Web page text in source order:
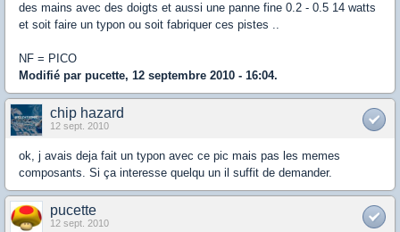
des mains avec des doigts et aussi une panne fine 0.2 - 0.5 14 watts
et soit faire un typon ou soit fabriquer ces pistes ..
NF = PICO
Modifié par pucette, 12 septembre 2010 - 16:04.
chip hazard
12 sept. 2010
ok, j avais deja fait un typon avec ce pic mais pas les memes
composants. Si ça interesse quelqu un il suffit de demander.
pucette
12 sept. 2010